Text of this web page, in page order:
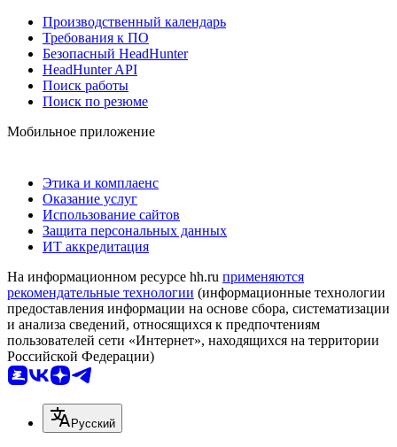
Производственный календарь
Требования к ПО
Безопасный HeadHunter
HeadHunter API
Поиск работы
Поиск по резюме
Мобильное приложение
Этика и комплаенс
Оказание услуг
Использование сайтов
Защита персональных данных
ИТ аккредитация
На информационном ресурсе hh.ru применяются
рекомендательные технологии (информационные технологии
предоставления информации на основе сбора, систематизации
и анализа сведений, относящихся к предпочтениям
пользователей сети «Интернет», находящихся на территории
Российской Федерации)
Русский